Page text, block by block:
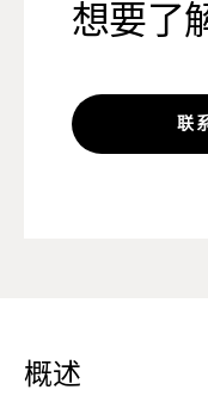
想要了
联
概述